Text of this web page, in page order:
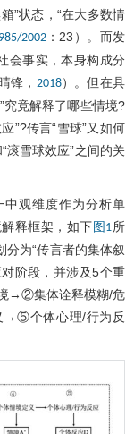
”状态，“在大多数情
2002：23）。而发
会事实，本身构成分
锋， 2018）。但在具
究竟解释了哪些情境?
”?传言“雪球”又如何
滚雪球效应”之间的关
中观维度作为分析单
释框架，如下 图1所
为“传言者的集体叙
阶段，并涉及5个重
→②集体诠释模糊/危
个体心理/行为反